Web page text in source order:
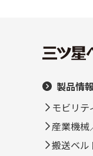
製品情
モビリテ
産業機械
搬送ベル